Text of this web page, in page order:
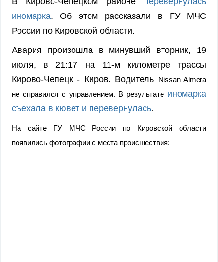
иномарка. Об этом рассказали в ГУ МЧС
России по Кировской области.
Авария произошла в минувший вторник, 19
июля, в 21:17 на 11-м километре трассы
Кирово-Чепецк - Киров. Водитель Nissan Almera
не справился с управлением. В результате иномарка
съехала в кювет и перевернулась.
На сайте ГУ МЧС России по Кировской области
появились фотографии с места происшествия: